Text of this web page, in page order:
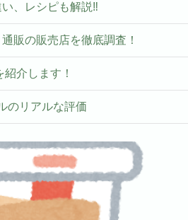
、レシピも解説‼
販の販売店を徹底調査！
介します！
のリアルな評価